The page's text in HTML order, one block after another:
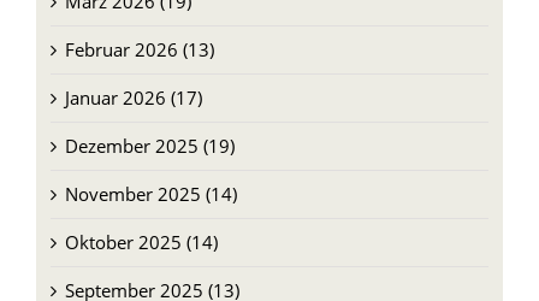
Februar 2026 (13)
Januar 2026 (17)
Dezember 2025 (19)
November 2025 (14)
Oktober 2025 (14)
September 2025 (13)